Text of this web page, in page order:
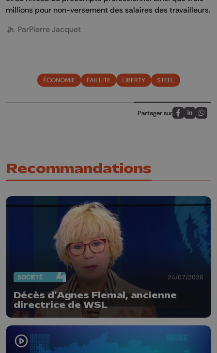
millions pour non-versement des salaires des travailleurs.
ParPierre Jacquet
ÉCONOMIE FAILLITE LIBERTY STEEL
Partager sur
Partagez sur
Partagez
Recommandations
SOCIÉTÉ 24/07/2026
Décès d'Agnes Flemal, ancienne
directrice de WSL